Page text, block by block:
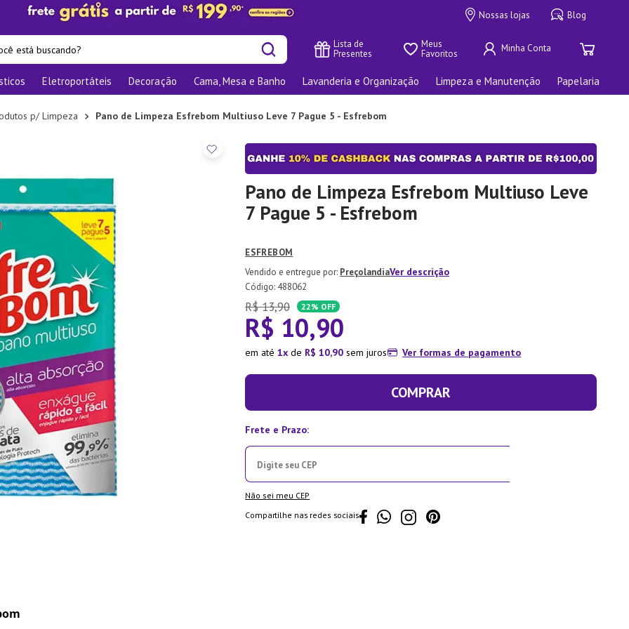
Nossas lojas Blog
Lista de
Presentes
Meus
Favoritos
Eletroportáteis Decoração Cama, Mesa e Banho Lavanderia e Organização Limpeza e Manutenção Papelaria
p/ Limpeza Pano de Limpeza Esfrebom Multiuso Leve 7 Pague 5 - Esfrebom
Pano de Limpeza Esfrebom Multiuso Leve
7 Pague 5 - Esfrebom
ESFREBOM
PreçolandiaVer descrição
: 488062
R$ 13,90 22% OFF
R$ 10,90
em até1 de R$ 10,90 sem juros Ver formas de pagamento
COMPRAR
Não sei meu CEP
Compartilhe nas redes sociais
buscados
Jantar
Pressão